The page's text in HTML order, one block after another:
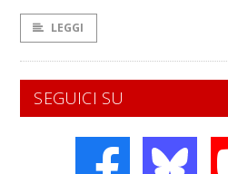
LEGGI
SEGUICI SU